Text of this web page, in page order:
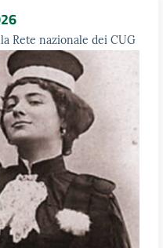
Rete nazionale dei CUG